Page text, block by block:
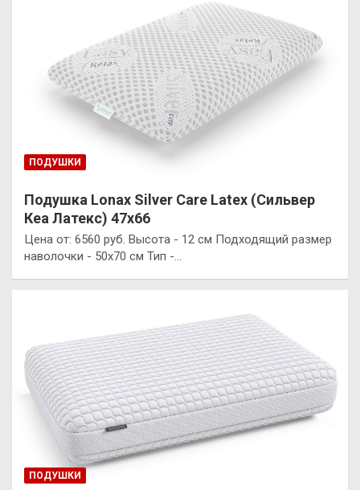
ПОДУШКИ
Подушка Lonax Silver Care Latex (Сильвер
Кеа Латекс) 47х66
Цена от: 6560 руб. Высота - 12 см Подходящий размер
наволочки - 50x70 см Тип -…
ПОДУШКИ